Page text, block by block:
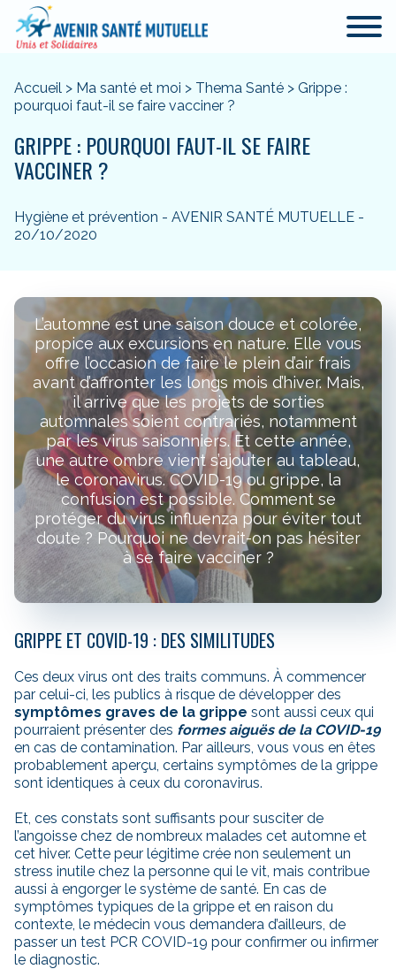
Accueil > Ma santé et moi > Thema Santé > Grippe :
pourquoi faut-il se faire vacciner ?
GRIPPE : POURQUOI FAUT-IL SE FAIRE
VACCINER ?
Hygiène et prévention - AVENIR SANTÉ MUTUELLE -
20/10/2020
L’automne est une saison douce et colorée,
propice aux excursions en nature. Elle vous
offre l’occasion de faire le plein d’air frais
avant d’affronter les longs mois d’hiver. Mais,
il arrive que les projets de sorties
automnales soient contrariés, notamment
par les virus saisonniers. Et cette année,
une autre ombre vient s’ajouter au tableau,
le coronavirus. COVID-19 ou grippe, la
confusion est possible. Comment se
protéger du virus influenza pour éviter tout
doute ? Pourquoi ne devrait-on pas hésiter
à se faire vacciner ?
GRIPPE ET COVID-19 : DES SIMILITUDES
Ces deux virus ont des traits communs. À commencer
par celui-ci, les publics à risque de développer des
symptômes graves de la grippe sont aussi ceux qui
pourraient présenter des formes aiguës de la COVID-19
en cas de contamination. Par ailleurs, vous vous en êtes
probablement aperçu, certains symptômes de la grippe
sont identiques à ceux du coronavirus.
Et, ces constats sont suffisants pour susciter de
l’angoisse chez de nombreux malades cet automne et
cet hiver. Cette peur légitime crée non seulement un
stress inutile chez la personne qui le vit, mais contribue
aussi à engorger le système de santé. En cas de
symptômes typiques de la grippe et en raison du
contexte, le médecin vous demandera d’ailleurs, de
passer un test PCR COVID-19 pour confirmer ou infirmer
le diagnostic.